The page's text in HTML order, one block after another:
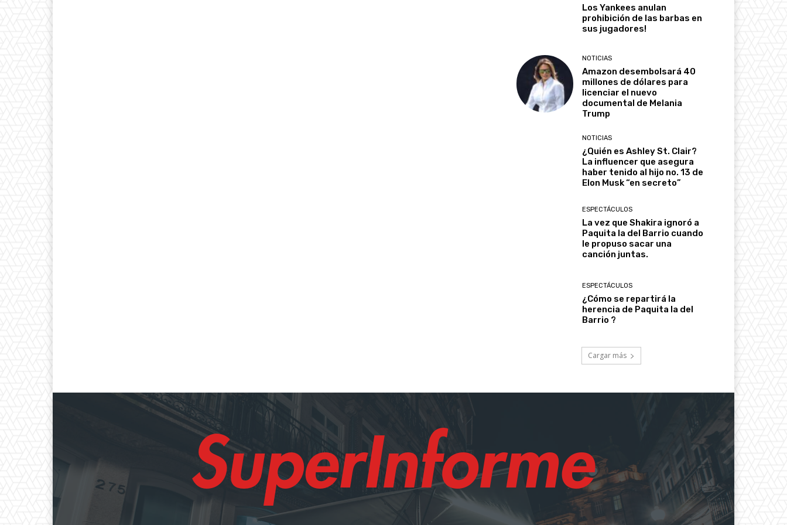
Los Yankees anulan
prohibición de las barbas en
sus jugadores!
NOTICIAS
Amazon desembolsará 40
millones de dólares para
licenciar el nuevo
documental de Melania
Trump
NOTICIAS
¿Quién es Ashley St. Clair?
La influencer que asegura
haber tenido al hijo no. 13 de
Elon Musk “en secreto”
ESPECTÁCULOS
La vez que Shakira ignoró a
Paquita la del Barrio cuando
le propuso sacar una
canción juntas.
ESPECTÁCULOS
¿Cómo se repartirá la
herencia de Paquita la del
Barrio ?
Cargar más